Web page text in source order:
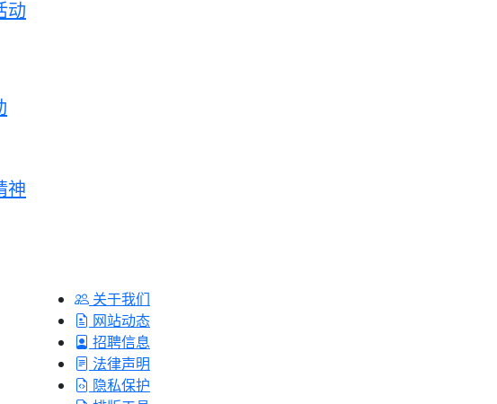
动
神
关于我们
网站动态
招聘信息
法律声明
隐私保护